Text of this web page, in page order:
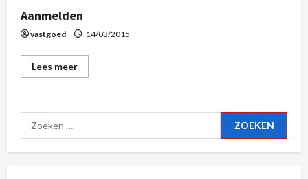
Aanmelden
vastgoed 14/03/2015
Lees meer